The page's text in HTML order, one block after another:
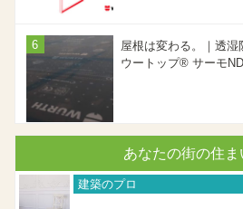
屋根は変わる。｜透湿
ウートップ® サーモ
あなたの街の住ま
建築のプロ